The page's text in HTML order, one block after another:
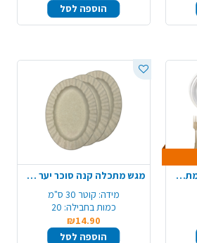
הוספה לסל
חבילת אירוח קנה סוכר מתכלה 25 סועדים - עגול
מגש מתכלה קנה סוכר יער 10 יח' - חום טבעי
מידה: קוטר 30 ס"מ
כמות בחבילה: 20
₪14.90
הוספה לסל